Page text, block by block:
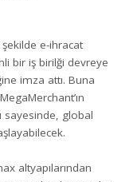
e-ihracat
bir iş birilği devreye
imza attı. Buna
sayesinde, global
altyapılarından